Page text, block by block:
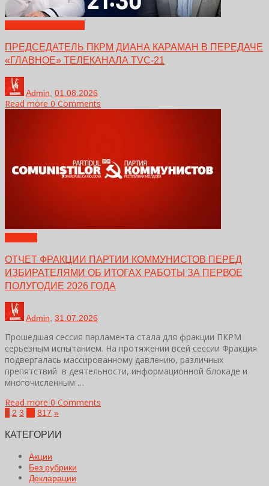
ПРЕДСЕДАТЕЛЬ ПКРМ ДИАНА КАРАМАН В ПЕРЕДАЧЕ
«ГЛАВНОЕ» ТЕЛЕКАНАЛА TVC-21
Admin 01.08.2026
Read more 0 Comments
ОТЧЕТ ФРАКЦИИ ПАРТИИ КОММУНИСТОВ ПЕРЕД
ИЗБИРАТЕЛЯМИ ОБ ИТОГАХ РАБОТЫ ЗА ПЕРВОЕ
ПОЛУГОДИЕ 2026 ГОДА
Admin, 31.07.2026
Прошедшая сессия парламента стала для фракции ПКРМ
серьезным испытанием. На протяжении всей сессии Фракция
подвергалась массированному давлению, различных
препятствий в деятельности, информационной блокаде и
многочисленным …
Read more 0 Comments
1 2 3 … 817 »
КАТЕГОРИИ
Акции
Без рубрики
Декларации